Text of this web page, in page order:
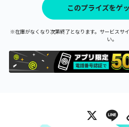
このプライズをゲ
※在庫がなくなり次第終了となります。サービスサ
い。
X